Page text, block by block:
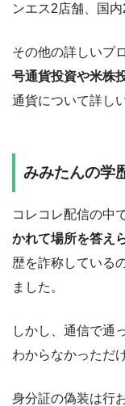
ンエス2店舗、国
その他の詳しいプ
号通貨投資や米株
通貨について詳し
みみたんの学
コレコレ配信の中で
かれて場所を答え
歴を詐称している
ました。
しかし、通信で通
わからなかっただ
身分証の偽装は行